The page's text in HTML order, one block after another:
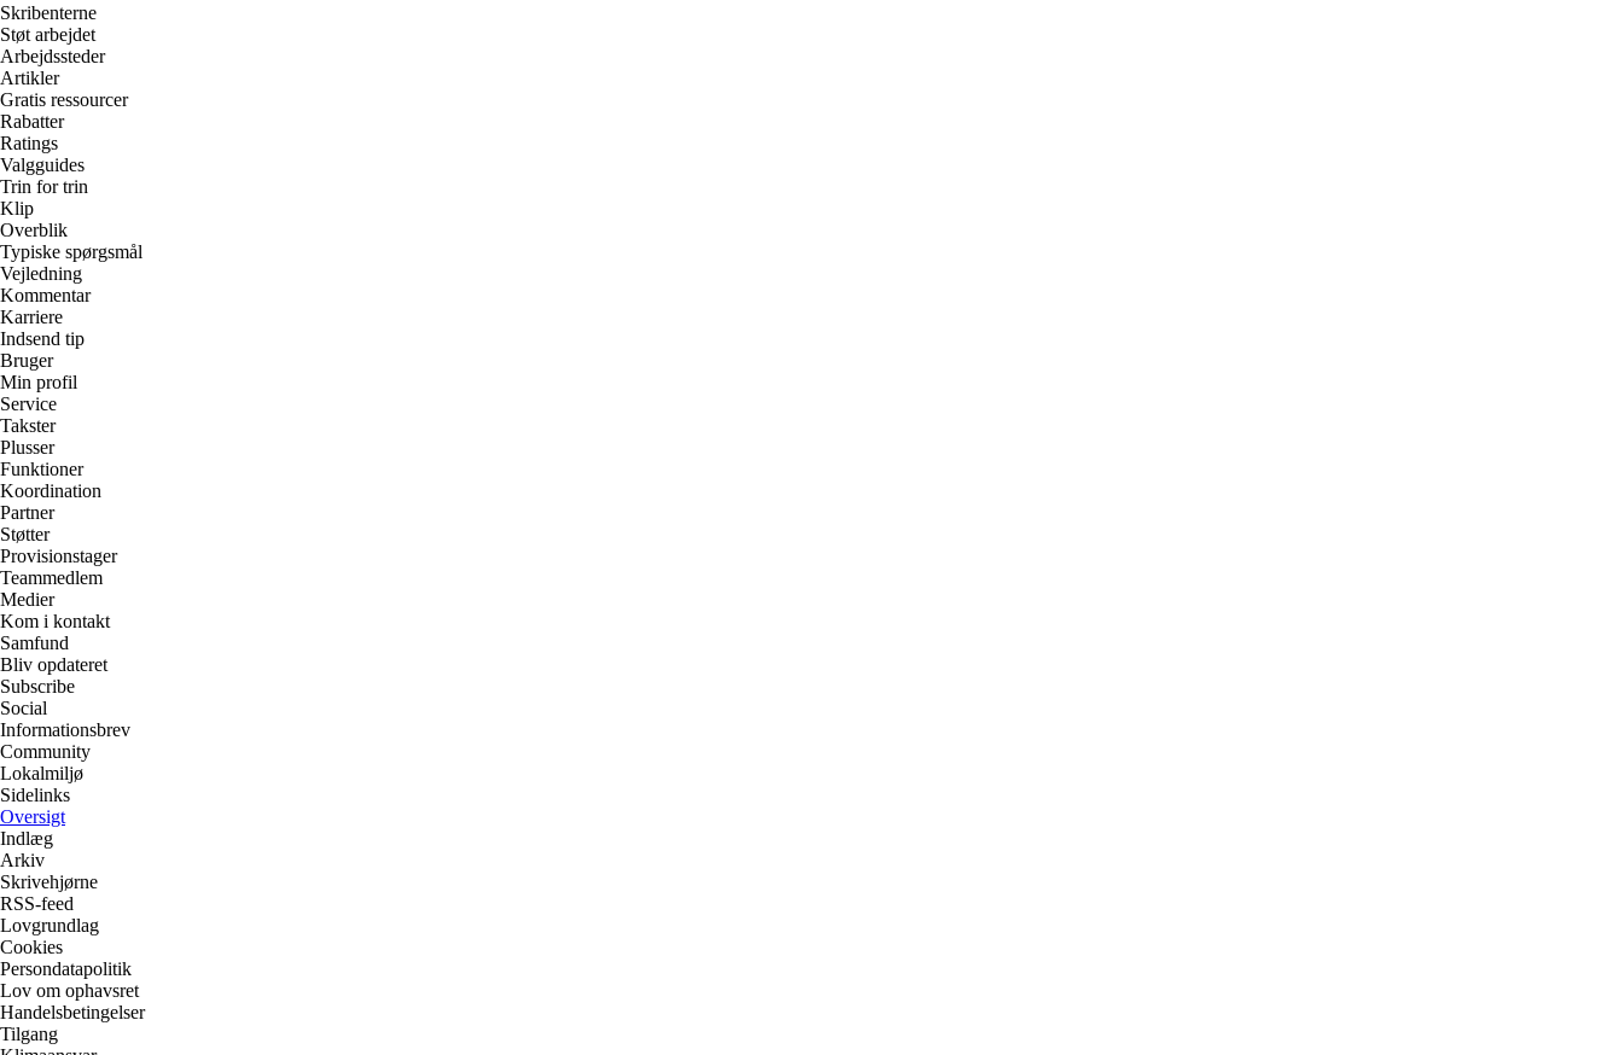
Skribenterne
Støt arbejdet
Arbejdssteder
Artikler
Gratis ressourcer
Rabatter
Ratings
Valgguides
Trin for trin
Klip
Overblik
Typiske spørgsmål
Vejledning
Kommentar
Karriere
Indsend tip
Bruger
Min profil
Service
Takster
Plusser
Funktioner
Koordination
Partner
Støtter
Provisionstager
Teammedlem
Medier
Kom i kontakt
Samfund
Bliv opdateret
Subscribe
Social
Informationsbrev
Community
Lokalmiljø
Sidelinks
Oversigt
Indlæg
Arkiv
Skrivehjørne
RSS-feed
Lovgrundlag
Cookies
Persondatapolitik
Lov om ophavsret
Handelsbetingelser
Tilgang